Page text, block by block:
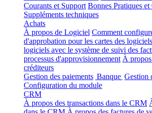
Courants et Support Bonnes Pratiques et
Suppléments techniques
Achats
À propos de Logiciel Comment
d'approbation pour les cartes des
logiciels avec le système de suivi des
processus d'approvisionnement À
créditeurs
Gestion des paiements Banque Gestion
Configuration du module
CRM
À propos des transactions dans le CRM